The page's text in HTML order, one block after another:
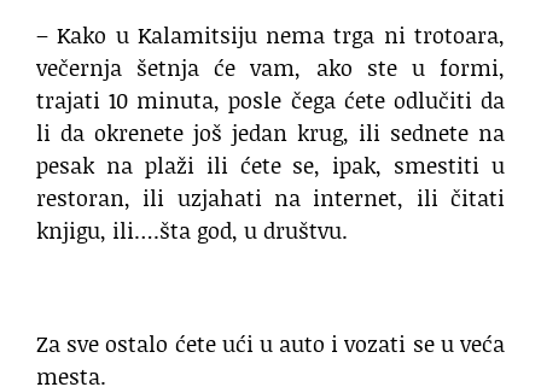
– Kako u Kalamitsiju nema trga ni trotoara,
večernja šetnja će vam, ako ste u formi,
trajati 10 minuta, posle čega ćete odlučiti da
li da okrenete još jedan krug, ili sednete na
pesak na plaži ili ćete se, ipak, smestiti u
restoran, ili uzjahati na internet, ili čitati
knjigu, ili….šta god, u društvu.
Za sve ostalo ćete ući u auto i vozati se u veća
mesta.